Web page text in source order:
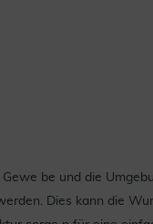
be und die
Dies kann die